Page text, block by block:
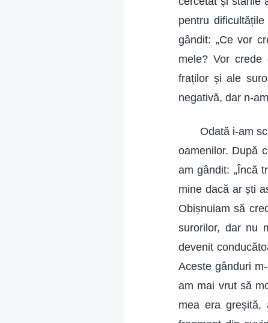
pentru
gândit: „Ce vor
mele? Vor
fraților și ale
negativă, dar n-
Odată i-am
oamenilor. După
am gândit: „Încă
mine dacă ar ști
Obișnuiam să
surorilor, dar nu
devenit
Aceste gânduri
am mai vrut să
mea era greșită,